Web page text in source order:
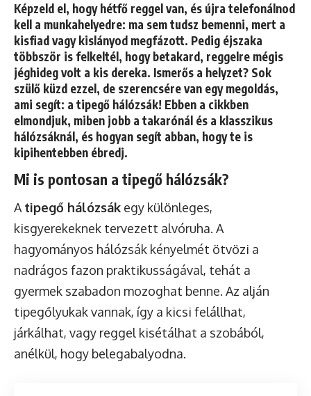
Képzeld el, hogy hétfő reggel van, és újra telefonálnod
kell a munkahelyedre: ma sem tudsz bemenni, mert a
kisfiad vagy kislányod megfázott. Pedig éjszaka
többször is felkeltél, hogy betakard, reggelre mégis
jéghideg volt a kis dereka. Ismerős a helyzet? Sok
szülő küzd ezzel, de szerencsére van egy megoldás,
ami segít: a tipegő hálózsák! Ebben a cikkben
elmondjuk, miben jobb a takarónál és a klasszikus
hálózsáknál, és hogyan segít abban, hogy te is
kipihentebben ébredj.
Mi is pontosan a tipegő hálózsák?
A tipegő hálózsák egy különleges,
kisgyerekeknek tervezett alvóruha. A
hagyományos hálózsák kényelmét ötvözi a
nadrágos fazon praktikusságával, tehát a
gyermek szabadon mozoghat benne. Az alján
tipegőlyukak vannak, így a kicsi felállhat,
járkálhat, vagy reggel kisétálhat a szobából,
anélkül, hogy belegabalyodna.